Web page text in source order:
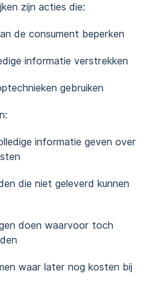
zijn acties die:
de consument beperken
informatie verstrekken
gebruiken
informatie geven over
die niet geleverd kunnen
doen waarvoor toch
waar later nog kosten bij